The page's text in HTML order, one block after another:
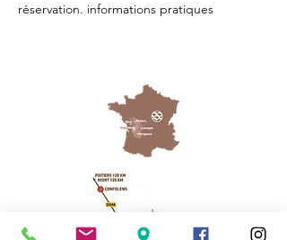
réservation. informations pratiques